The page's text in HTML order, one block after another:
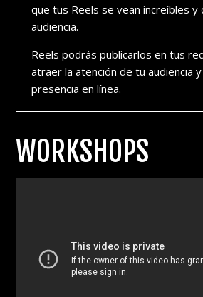
que tus Reels se vean increíbles y
audiencia.
Reels podrás publicarlos en tus
atraer la atención de tu audiencia
presencia en línea.
WORKSHOPS